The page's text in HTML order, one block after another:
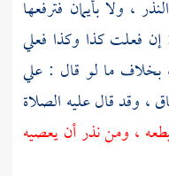
، ولا بأيمان فترفعها
فعلت كذا وكذا فعلي
، بخلاف ما لو قال : علي
، وقد قال عليه الصلاة
، ومن نذر أن يعصيه